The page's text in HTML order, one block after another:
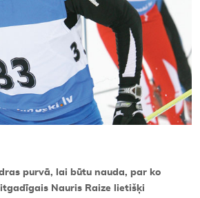
purvā, lai būtu nauda, par ko
Nauris Raize lietišķi